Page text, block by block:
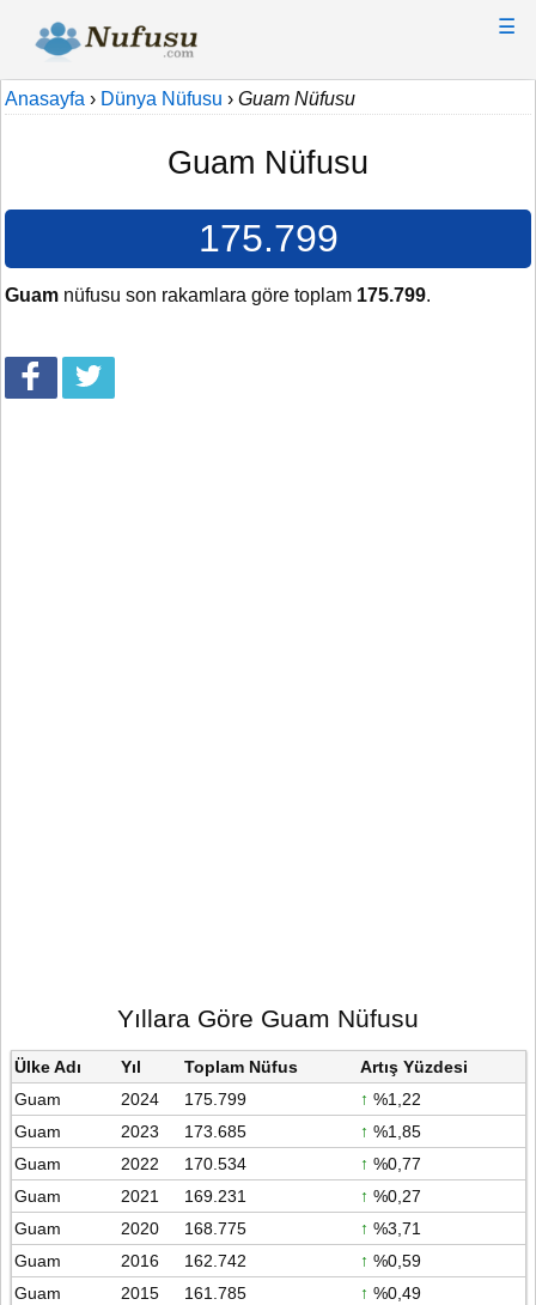
☰
Anasayfa › Dünya Nüfusu › Guam Nüfusu
Guam Nüfusu
175.799
Guam nüfusu son rakamlara göre toplam 175.799.
Yıllara Göre Guam Nüfusu
Ülke Adı Yıl Toplam Nüfus
Artış Yüzdesi
Guam
2024 175.799 ↑ %1,22
Guam
2023 173.685 ↑ %1,85
Guam
2022 170.534 ↑ %0,77
Guam
2021 169.231 ↑ %0,27
Guam
2020 168.775 ↑ %3,71
Guam
2016 162.742 ↑ %0,59
Guam
2015 161.785 ↑ %0,49